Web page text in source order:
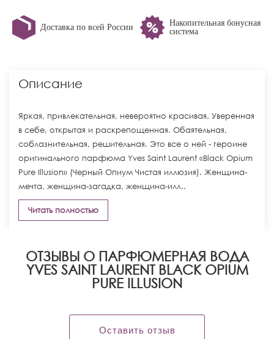
Доставка по всей России
Накопительная бонусная
система
Описание
Яркая, привлекательная, невероятно красивая. Уверенная
в себе, открытая и раскрепощенная. Обаятельная,
соблазнительная, решительная. Это все о ней - героине
оригинального парфюма Yves Saint Laurent «Black Opium
Pure Illusion» (Черный Опиум Чистая иллюзия). Женщина-
мечта, женщина-загадка, женщина-илл..
Читать полностью
ОТЗЫВЫ О ПАРФЮМЕРНАЯ ВОДА
YVES SAINT LAURENT BLACK OPIUM
PURE ILLUSION
Оставить отзыв